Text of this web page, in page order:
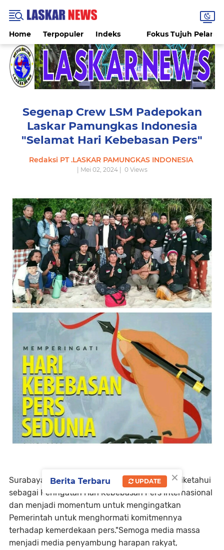
Home Terpopuler Indeks Fokus Tujuh
Segenap Crew LSM Padepokan
Laskar Pamungkas Indonesia
"Selamat Hari Kebebasan Pers"
Redaksi PT .LASKAR PAMUNGKAS INDONESIA
| Mei 02, 2024 | 0Views
Surabaya (Laskarnews.com) - Tanggal 3 Mei diketahui
sebagai Peringatan Hari Kebebasan Pers Internasional
dan menjadi momentum untuk mengingatkan
Pemerintah untuk menghormati komitmennya
terhadap kemerdekaan pers."Semoga media massa
menjadi media penyambung harapan rakyat,
×
Berita Terbaru UPDATE